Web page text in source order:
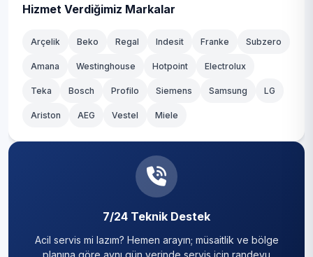
Kağıthane
Kartal
Küçükçekmece
Sultanbeyli
Hizmet Verdiğimiz Markalar
Arçelik Beko Regal Indesit Franke Subzero
Amana Westinghouse Hotpoint Electrolux
Teka Bosch Profilo Siemens Samsung LG
Ariston AEG Vestel Miele
7/24 Teknik Destek
Acil servis mi lazım? Hemen arayın; müsaitlik ve bölge